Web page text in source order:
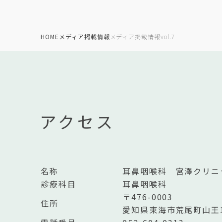
HOME メディア掲載情報 メディア掲載情報vol.7
アクセス
名称
耳鼻咽喉科 宮澤クリニ
診療科目
耳鼻咽喉科
住所
〒476-0003
愛知県東海市荒尾町山王